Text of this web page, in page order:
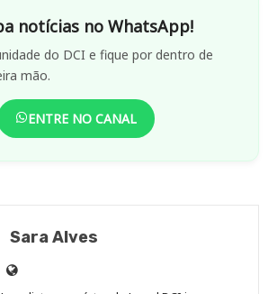
notícias no WhatsApp!
do DCI e fique por dentro de
mão.
ENTRE NO CANAL
Sara Alves
Site